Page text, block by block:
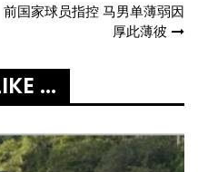
前国家球员指控 马男单薄弱因
厚此薄彼
...